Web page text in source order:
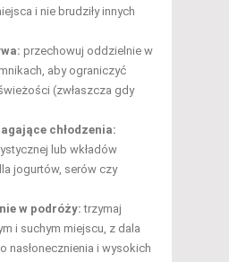
i nie brudziły innych
przechowuj oddzielnie w
aby ograniczyć
(zwłaszcza gdy
chłodzenia:
lub wkładów
jogurtów, serów czy
w podróży:trzymaj
i suchym miejscu, z dala
nasłonecznienia i wysokich